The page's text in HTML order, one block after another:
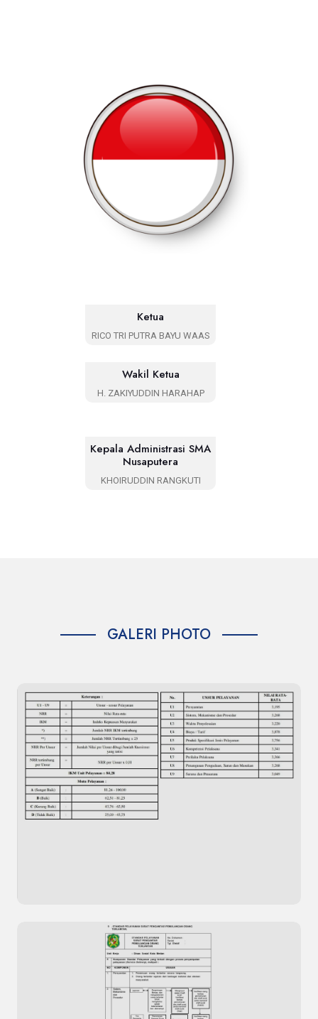
Ketua
RICO TRI PUTRA BAYU WAAS
Wakil Ketua
H. ZAKIYUDDIN HARAHAP
Kepala Administrasi SMA
Nusaputera
KHOIRUDDIN RANGKUTI
GALERI PHOTO